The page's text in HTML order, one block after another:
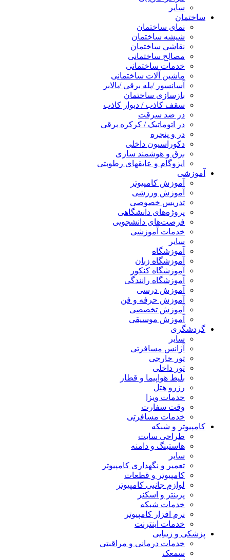
سایر
ساختمان
نمای ساختمان
شیشه ساختمان
نقاشی ساختمان
مصالح ساختمانی
خدمات ساختمانی
ماشین آلات ساختمانی
آسانسور /پله برقی /بالابر
بازسازی ساختمان
سقف کاذب / دیوار کاذب
در ضد سرقت
در اتوماتیک / کرکره برقی
در و پنجره
دکوراسیون داخلی
برق و هوشمند سازی
ایزوگام و عایقهای رطوبتی
آموزشی
آموزش کامپیوتر
آموزش ورزشی
تدریس خصوصی
پروژه‌های دانشگاهی
فرصت‌های دانشجویی
خدمات آموزشی
سایر
آموزشگاه
آموزشگاه زبان
آموزشگاه کنکور
آموزشگاه رانندگی
آموزش درسی
آموزش حرفه و فن
آموزش تخصصی
آموزش موسیقی
گردشگری
سایر
آژانس مسافرتی
تور خارجی
تور داخلی
بلیط هواپیما و قطار
رزرو هتل
خدمات ویزا
وقت سفارت
خدمات مسافرتی
کامپیوتر و شبکه
طراحی سایت
هاستینگ و دامنه
سایر
تعمیر و نگهداری کامپیوتر
کامپیوتر و قطعات
لوازم جانبی کامپیوتر
پرینتر و اسکنر
خدمات شبکه
نرم افزار کامپیوتر
خدمات اینترنت
پزشکی و زیبایی
خدمات درمانی و مراقبتی
سمعک